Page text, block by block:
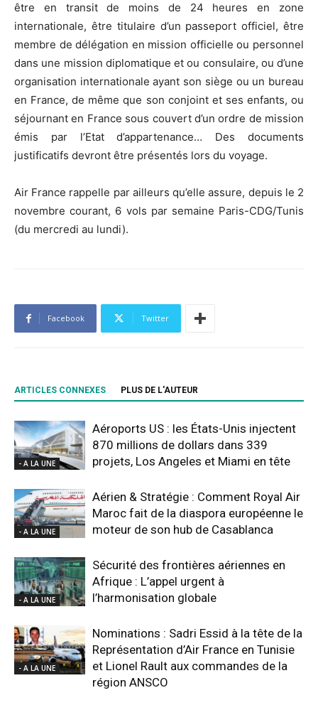
être en transit de moins de 24 heures en zone
internationale, être titulaire d’un passeport officiel, être
membre de délégation en mission officielle ou personnel
dans une mission diplomatique et ou consulaire, ou d’une
organisation internationale ayant son siège ou un bureau
en France, de même que son conjoint et ses enfants, ou
séjournant en France sous couvert d’un ordre de mission
émis par l’Etat d’appartenance… Des documents
justificatifs devront être présentés lors du voyage.
Air France rappelle par ailleurs qu’elle assure, depuis le 2
novembre courant, 6 vols par semaine Paris-CDG/Tunis
(du mercredi au lundi).
Facebook Twitter
ARTICLES CONNEXES PLUS DE L'AUTEUR
- A LA UNE
Aéroports US : les États-Unis injectent
870 millions de dollars dans 339
projets, Los Angeles et Miami en tête
- A LA UNE
Aérien & Stratégie : Comment Royal Air
Maroc fait de la diaspora européenne le
moteur de son hub de Casablanca
- A LA UNE
Sécurité des frontières aériennes en
Afrique : L’appel urgent à
l’harmonisation globale
- A LA UNE
Nominations : Sadri Essid à la tête de la
Représentation d’Air France en Tunisie
et Lionel Rault aux commandes de la
région ANSCO